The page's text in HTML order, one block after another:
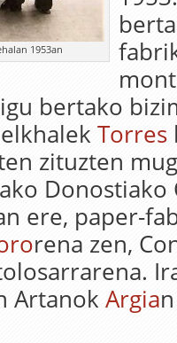
1953an
bertako
Torres
zituzten
ere, paper-
rena zen,
Artanok Argia